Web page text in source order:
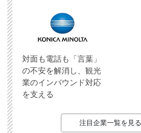
対面も電話も「言葉」
の不安を解消し、観光
業のインバウンド対応
を支える
注目企業一覧を見る